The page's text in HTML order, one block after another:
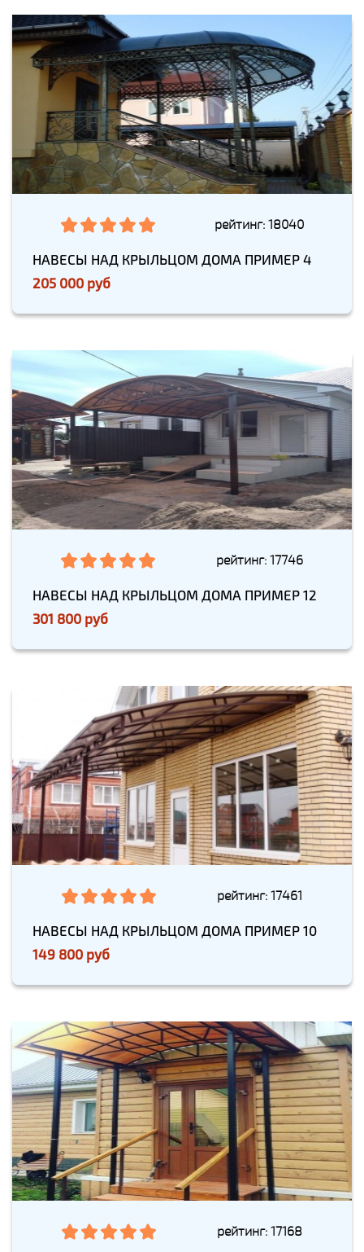
рейтинг: 18040
НАВЕСЫ НАД КРЫЛЬЦОМ ДОМА ПРИМЕР 4
205 000 руб
рейтинг: 17746
НАВЕСЫ НАД КРЫЛЬЦОМ ДОМА ПРИМЕР 12
301 800 руб
рейтинг: 17461
НАВЕСЫ НАД КРЫЛЬЦОМ ДОМА ПРИМЕР 10
149 800 руб
рейтинг: 17168